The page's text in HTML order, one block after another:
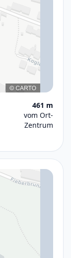
461 m
vom Ort-
Zentrum